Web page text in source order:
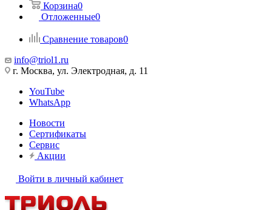
Корзина0
Отложенные0
Сравнение товаров0
info@triol1.ru
г. Москва, ул. Электродная, д. 11
YouTube
WhatsApp
Новости
Сертификаты
Сервис
Акции
Войти в личный кабинет